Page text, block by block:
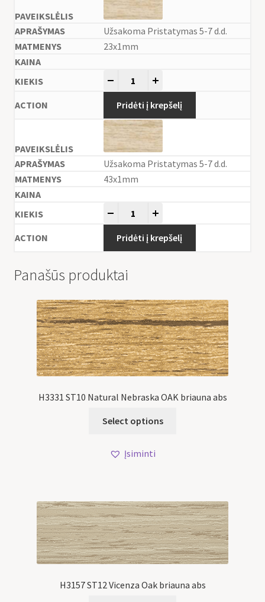
Užsakoma Pristatymas 5-7 d.d.
23x1mm
Pridėti į krepšelį
Užsakoma Pristatymas 5-7 d.d.
43x1mm
Pridėti į krepšelį
Panašūs produktai
H3331 ST10 Natural Nebraska OAK briauna abs
Select options
Įsiminti
H3157 ST12 Vicenza Oak briauna abs